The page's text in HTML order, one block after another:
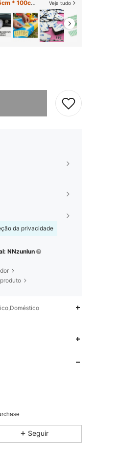
* 100cm/1,96 pol. * 39 pol. Veja tudo
da privacidade
NNzunlun
Seguir